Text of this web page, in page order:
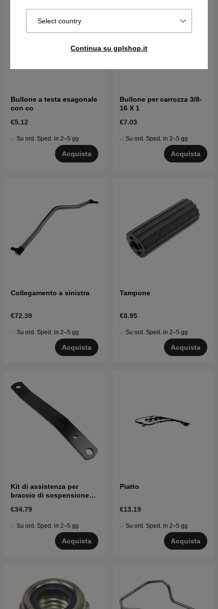
Select country
Continua su gplshop.it
Bullone a testa esagonale
con co
€5.12
Su ord. Sped. in 2–5 gg
Acquista
Bullone per carrozza 3/8-
16 X 1
€7.03
Su ord. Sped. in 2–5 gg
Acquista
Collegamento a sinistra
€72.39
Su ord. Sped. in 2–5 gg
Acquista
Tampone
€8.95
Su ord. Sped. in 2–5 gg
Acquista
Kit di assistenza per
braccio di sospensione
€34.79
Su ord. Sped. in 2–5 gg
Acquista
Piatto
€13.19
Su ord. Sped. in 2–5 gg
Acquista